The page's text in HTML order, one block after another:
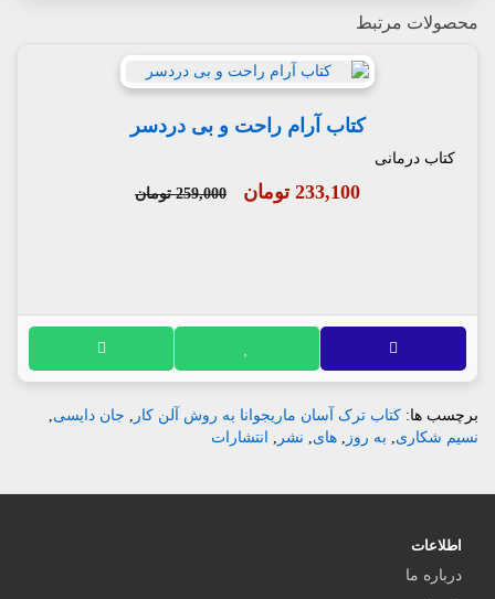
محصولات مرتبط
کتاب آرام راحت و بی دردسر
کتاب درمانی
233,100 تومان 259,000 تومان
برچسب ها: کتاب ترک آسان ماریجوانا به روش آلن کار , جان دایسی,
نسیم شکاری, به روز , های, نشر , انتشارات
اطلاعات
درباره ما